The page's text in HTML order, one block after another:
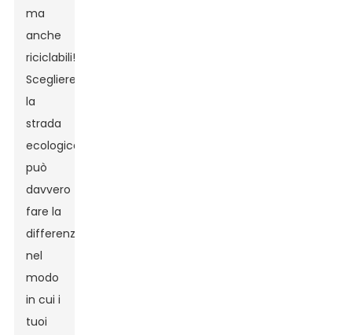
ma
anche
riciclabili!
Scegliere
la
strada
ecologica
può
davvero
fare la
differenza
nel
modo
in cui i
tuoi